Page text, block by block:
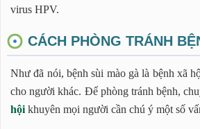
virus HPV.
CÁCH PHÒNG TRÁNH
Như đã nói, bệnh sùi mào gà là bệnh xã
cho người khác. Để phòng tránh bệnh,
hộikhuyên mọi người cần chú ý một số